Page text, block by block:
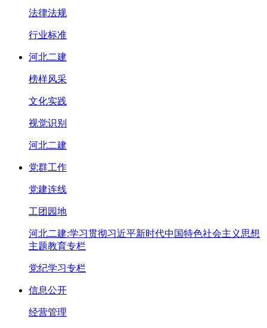
法律法规
行业标准
河北二建
榜样风采
文化实践
视觉识别
河北二建
党群工作
党建连线
工团园地
河北二建:学习贯彻习近平新时代中国特色社会主义思想
主题教育专栏
党纪学习专栏
信息公开
经营管理